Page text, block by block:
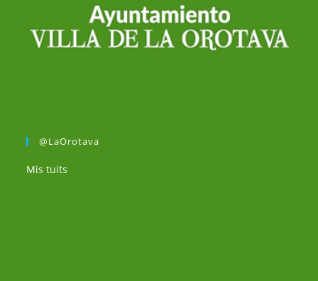
@LaOrotava
Mis tuits